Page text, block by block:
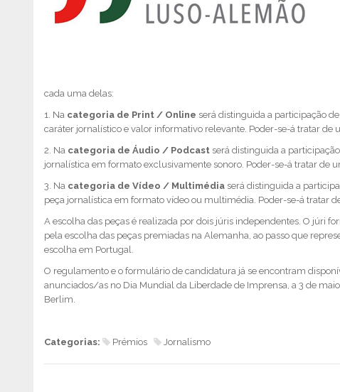
cada uma delas:
1. Na categoria de Print / Online será distinguida a participação
caráter jornalístico e valor informativo relevante. Poder-se-á tratar de
2. Na categoria de Áudio / Podcast será distinguida a
jornalística em formato exclusivamente sonoro. Poder-se-á tratar de
3. Na categoria de Vídeo / Multimédia será distinguida a
peça jornalística em formato vídeo ou multimédia. Poder-se-á tratar
A escolha das peças é realizada por dois júris independentes. O júri
pela escolha das peças premiadas na Alemanha, ao passo que
escolha em Portugal.
O regulamento e o formulário de candidatura já se encontram
anunciados/as no Dia Mundial da Liberdade de Imprensa, a 3 de
Berlim.
Categorias: Prémios Jornalismo